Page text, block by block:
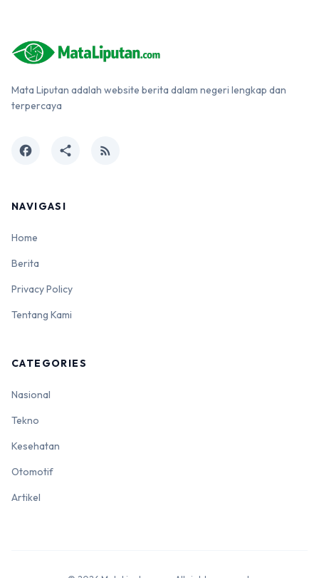
Mata Liputan adalah website berita dalam negeri lengkap dan
terpercaya
facebook share rss_feed
NAVIGASI
Home
Berita
Privacy Policy
Tentang Kami
CATEGORIES
Nasional
Tekno
Kesehatan
Otomotif
Artikel